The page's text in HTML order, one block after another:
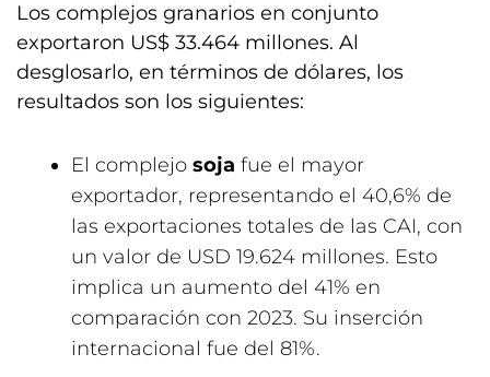
Los complejos granarios en conjunto
exportaron US$ 33.464 millones. Al
desglosarlo, en términos de dólares, los
resultados son los siguientes:
El complejo soja fue el mayor
exportador, representando el 40,6% de
las exportaciones totales de las CAI, con
un valor de USD 19.624 millones. Esto
implica un aumento del 41% en
comparación con 2023. Su inserción
internacional fue del 81%.